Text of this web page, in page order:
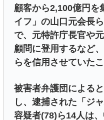
顧客から2,100億円を
イフ」の山口元会長
で、元特許庁長官や
顧問に登用するなど
らを信用させていた
被害者弁護団による
し、逮捕された「ジ
容疑者(78)ら14人は